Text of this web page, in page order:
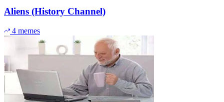
Aliens (History Channel)
4 memes